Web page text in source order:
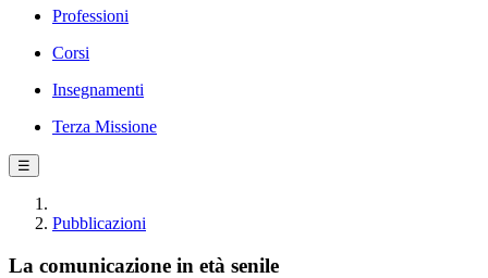
Professioni
Corsi
Insegnamenti
Terza Missione
☰
Pubblicazioni
La comunicazione in età senile